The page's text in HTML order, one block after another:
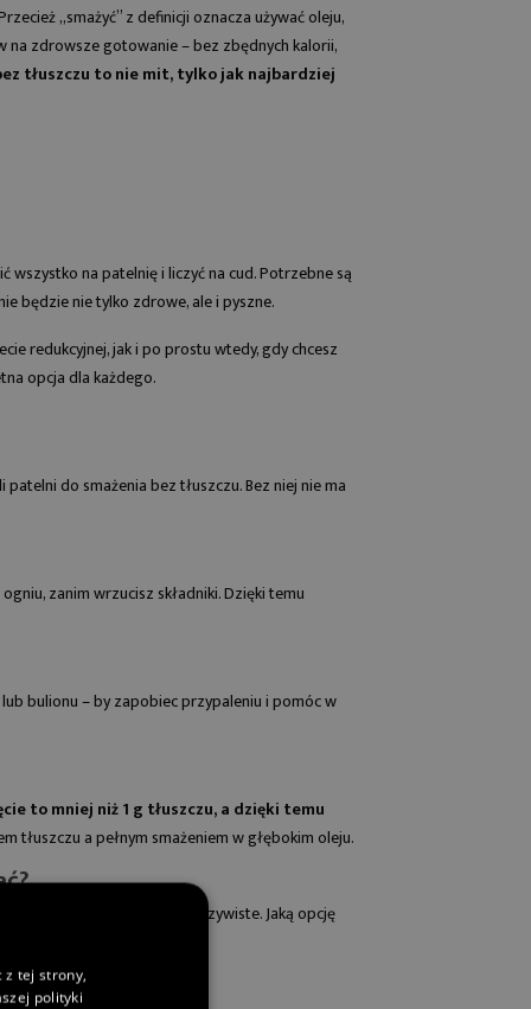
„smażyć” z definicji oznacza używać oleju,
na zdrowsze gotowanie – bez zbędnych kalorii,
tłuszczu to nie mit, tylko jak najbardziej
wszystko na patelnię i liczyć na cud. Potrzebne są
będzie nie tylko zdrowe, ale i pyszne.
redukcyjnej, jak i po prostu wtedy, gdy chcesz
opcja dla każdego.
patelni do smażenia bez tłuszczu. Bez niej nie ma
zanim wrzucisz składniki. Dzięki temu
bulionu – by zapobiec przypaleniu i pomóc w
to mniej niż 1 g tłuszczu, a dzięki temu
tłuszczu a pełnym smażeniem w głębokim oleju.
może to nie być takie oczywiste. Jaką opcję
smażenia bez tłuszczu
z tej strony,
polityki